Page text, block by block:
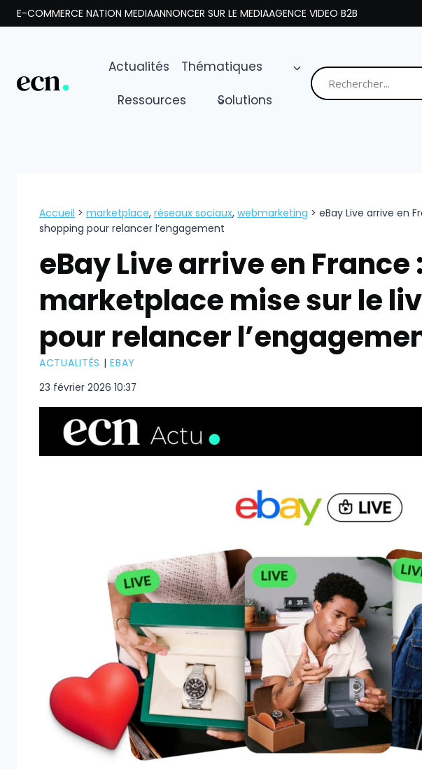
Aller
au
E-COMMERCE NATION MEDIAANNONCER SUR LE MEDIAAGENCE VIDEO B2B
Actualités
Thématiques
Ressources
Solutions
Accueil > marketplace, réseaux sociaux, webmarketing > eBay Live arrive en
shopping pour relancer l’engagement
eBay Live arrive en France
marketplace mise sur le
pour relancer
ACTUALITÉS |EBAY
23 février 2026 10:37